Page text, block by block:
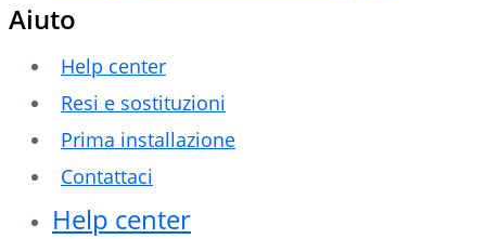
Aiuto
Help center
Resi e sostituzioni
Prima installazione
Contattaci
Help center